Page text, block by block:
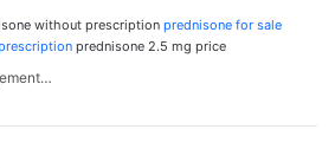
:
without prescription prednisone for sale
prednisone 2.5 mg price